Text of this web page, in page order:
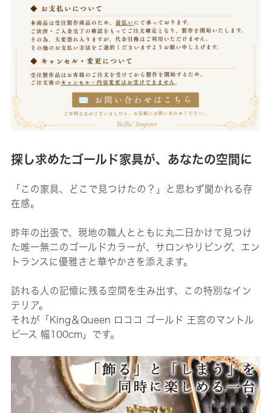
探し求めたゴールド家具が、あなたの空間に
「この家具、どこで見つけたの？」と思わず聞かれる存
在感。
昨年の出張で、現地の職人とともに丸二日かけて見つけ
た唯一無二のゴールドカラーが、サロンやリビング、エン
トランスに優雅さと華やかさを添えます。
訪れる人の記憶に残る空間を生み出す、この特別なイン
テリア。
それが「King＆Queen ロココ ゴールド 王宮のマントル
ピース 幅100cm」です。